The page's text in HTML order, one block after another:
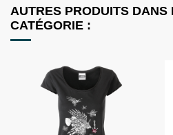
AUTRES PRODUITS DANS
CATÉGORIE :